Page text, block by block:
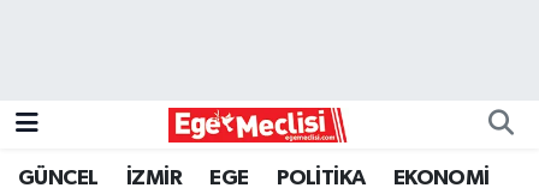
GÜNCEL İZMİR EGE POLİTİKA EKONOMİ